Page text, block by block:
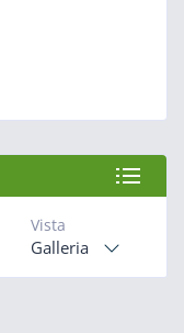
Vista
Galleria